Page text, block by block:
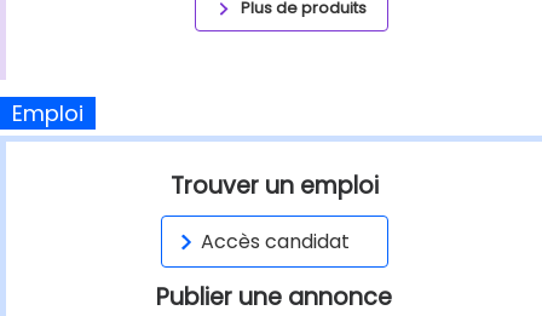
Plus de produits
Emploi
Trouver un emploi
Accès candidat
Publier une annonce